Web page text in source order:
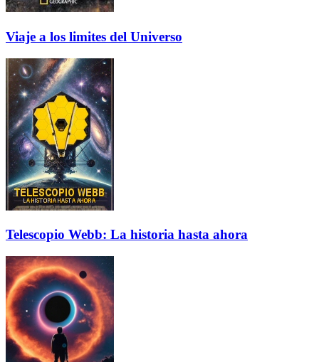
Viaje a los limites del Universo
Telescopio Webb: La historia hasta ahora